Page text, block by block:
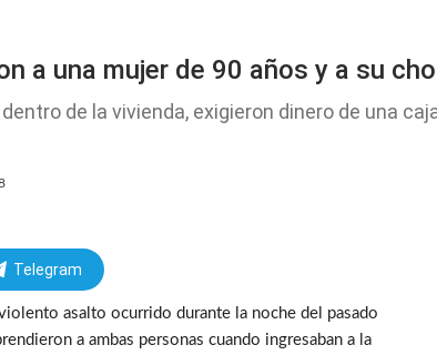
a una mujer de 90 años y a su
de la vivienda, exigieron dinero de una
Telegram
asalto ocurrido durante la noche del pasado
a ambas personas cuando ingresaban a la